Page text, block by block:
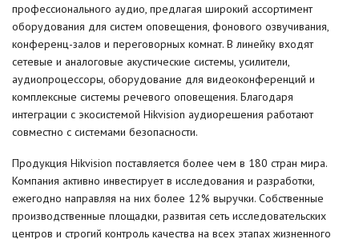
профессионального аудио, предлагая широкий ассортимент
оборудования для систем оповещения, фонового озвучивания,
конференц-залов и переговорных комнат. В линейку входят
сетевые и аналоговые акустические системы, усилители,
аудиопроцессоры, оборудование для видеоконференций и
комплексные системы речевого оповещения. Благодаря
интеграции с экосистемой Hikvision аудиорешения работают
совместно с системами безопасности.
Продукция Hikvision поставляется более чем в 180 стран мира.
Компания активно инвестирует в исследования и разработки,
ежегодно направляя на них более 12% выручки. Собственные
производственные площадки, развитая сеть исследовательских
центров и строгий контроль качества на всех этапах жизненного